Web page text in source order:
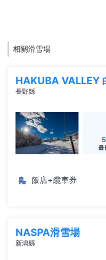
相關滑雪場
HAKUBA VALLEY
長野縣
最
飯店+纜車券
NASPA滑雪場
新潟縣